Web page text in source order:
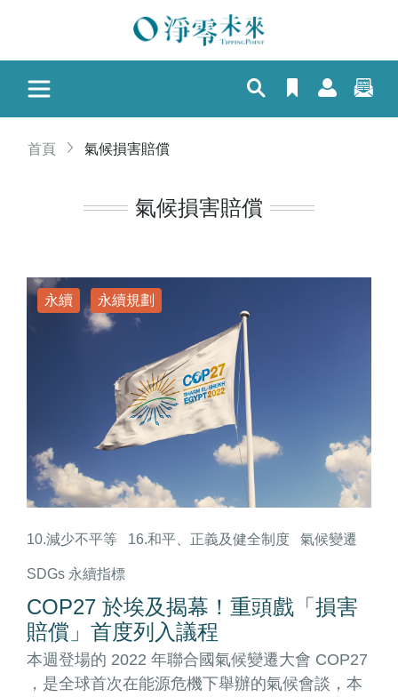
首頁 氣候損害賠償
氣候損害賠償
永續 永續規劃
10.減少不平等 16.和平、正義及健全制度 氣候變遷
SDGs 永續指標
COP27 於埃及揭幕！重頭戲「損害
賠償」首度列入議程
本週登場的 2022 年聯合國氣候變遷大會 COP27
，是全球首次在能源危機下舉辦的氣候會談，本